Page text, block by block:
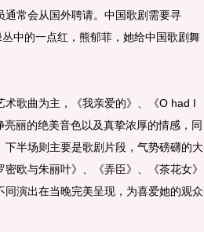
常会从国外聘请。中国歌剧需要寻
中的一点红，熊郁菲，她给中国歌剧舞
歌曲为主，《我亲爱的》、《O had I
丽的绝美音色以及真挚浓厚的情感，同
半场则主要是歌剧片段，气势磅礴的大
欧与朱丽叶》、《弄臣》、《茶花女》
演出在当晚完美呈现，为喜爱她的观众